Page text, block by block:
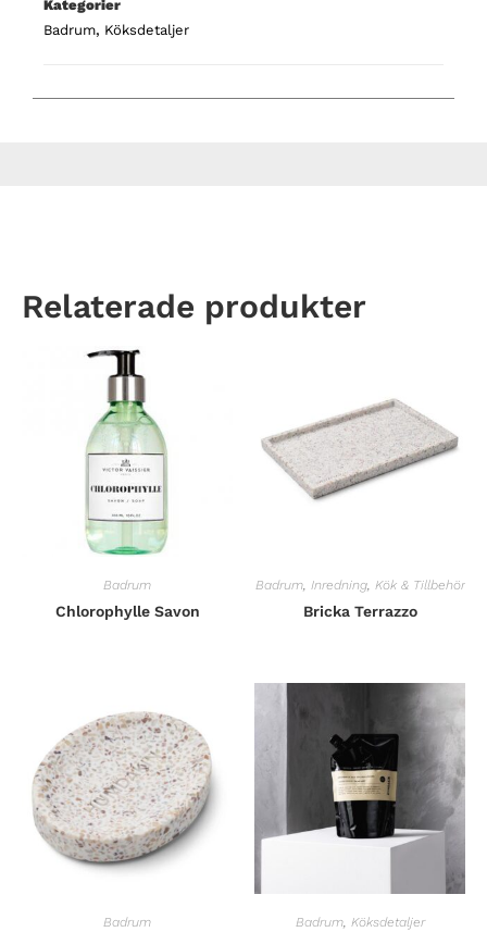
Kategorier
Badrum, Köksdetaljer
Relaterade produkter
Badrum
Chlorophylle Savon
Badrum, Inredning, Kök & Tillbehör
Bricka Terrazzo
Badrum Badrum, Köksdetaljer